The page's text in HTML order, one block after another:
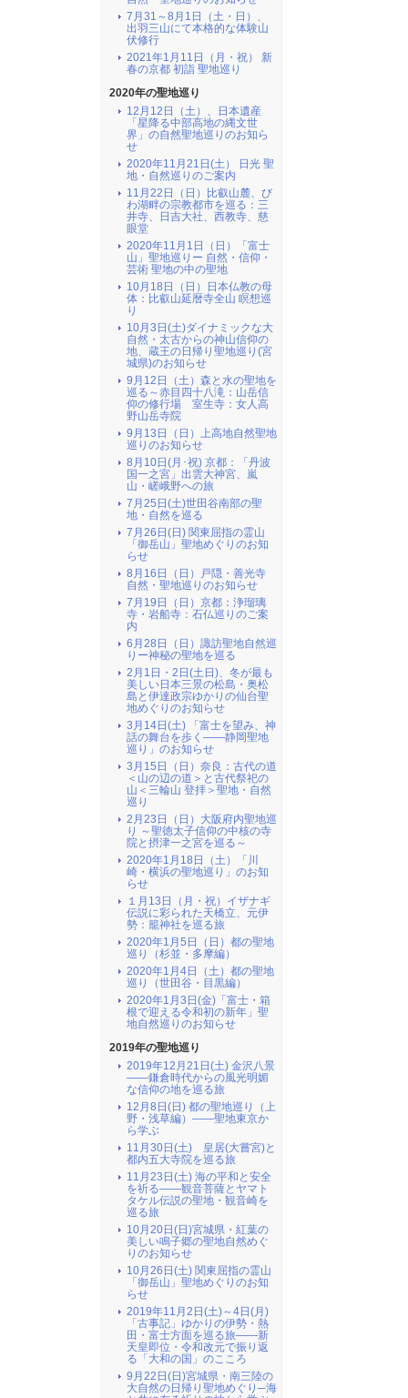
7月31～8月1日（土・日）、
出羽三山にて本格的な体験山
伏修行
2021年1月11日（月・祝） 新
春の京都 初詣 聖地巡り
2020年の聖地巡り
12月12日（土）、日本遺産
「星降る中部高地の縄文世
界」の自然聖地巡りのお知ら
せ
2020年11月21日(土） 日光 聖
地・自然巡りのご案内
11月22日（日）比叡山麓、び
わ湖畔の宗教都市を巡る：三
井寺、日吉大社、西教寺、慈
眼堂
2020年11月1日（日）「富士
山」聖地巡りー 自然・信仰・
芸術 聖地の中の聖地
10月18日（日）日本仏教の母
体：比叡山延暦寺全山 瞑想巡
り
10月3日(土)ダイナミックな大
自然・太古からの神山信仰の
地、蔵王の日帰り聖地巡り(宮
城県)のお知らせ
9月12日（土）森と水の聖地を
巡る～赤目四十八滝：山岳信
仰の修行場 室生寺：女人高
野山岳寺院
9月13日（日）上高地自然聖地
巡りのお知らせ
8月10日(月･祝) 京都：「丹波
国一之宮」出雲大神宮、嵐
山・嵯峨野への旅
7月25日(土)世田谷南部の聖
地・自然を巡る
7月26日(日) 関東屈指の霊山
「御岳山」聖地めぐりのお知
らせ
8月16日（日）戸隠・善光寺
自然・聖地巡りのお知らせ
7月19日（日）京都：浄瑠璃
寺・岩船寺：石仏巡りのご案
内
6月28日（日）諏訪聖地自然巡
りー神秘の聖地を巡る
2月1日・2日(土日)、冬が最も
美しい日本三景の松島・奥松
島と伊達政宗ゆかりの仙台聖
地めぐりのお知らせ
3月14日(土) 「富士を望み、神
話の舞台を歩く――静岡聖地
巡り」のお知らせ
3月15日（日）奈良：古代の道
＜山の辺の道＞と古代祭祀の
山＜三輪山 登拝＞聖地・自然
巡り
2月23日（日）大阪府内聖地巡
り ～聖徳太子信仰の中核の寺
院と摂津一之宮を巡る～
2020年1月18日（土）「川
崎・横浜の聖地巡り」のお知
らせ
１月13日（月・祝）イザナギ
伝説に彩られた天橋立、元伊
勢：籠神社を巡る旅
2020年1月5日（日）都の聖地
巡り（杉並・多摩編）
2020年1月4日（土）都の聖地
巡り（世田谷・目黒編）
2020年1月3日(金)「富士・箱
根で迎える令和初の新年」聖
地自然巡りのお知らせ
2019年の聖地巡り
2019年12月21日(土) 金沢八景
――鎌倉時代からの風光明媚
な信仰の地を巡る旅
12月8日(日) 都の聖地巡り（上
野・浅草編）――聖地東京か
ら学ぶ
11月30日(土) 皇居(大嘗宮)と
都内五大寺院を巡る旅
11月23日(土) 海の平和と安全
を祈る――観音菩薩とヤマト
タケル伝説の聖地・観音崎を
巡る旅
10月20日(日)宮城県・紅葉の
美しい鳴子郷の聖地自然めぐ
りのお知らせ
10月26日(土) 関東屈指の霊山
「御岳山」聖地めぐりのお知
らせ
2019年11月2日(土)～4日(月)
「古事記」ゆかりの伊勢・熱
田・富士方面を巡る旅――新
天皇即位・令和改元で振り返
る「大和の国」のこころ
9月22日(日)宮城県・南三陸の
大自然の日帰り聖地めぐり─海